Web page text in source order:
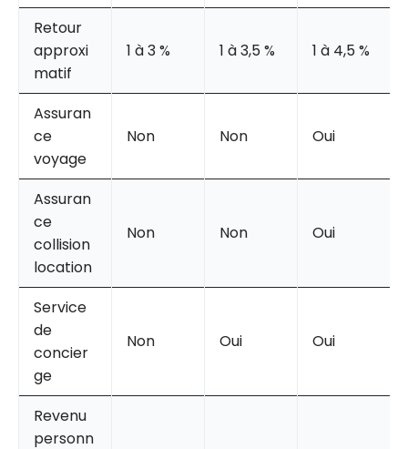
Retour
approxi
matif
1 à 3 % 1 à 3,5 % 1 à 4,5 %
Assuran
ce
voyage
Non Non Oui
Assuran
ce
collision
location
Non Non Oui
Service
de
concier
ge
Non Oui Oui
Revenu
personn